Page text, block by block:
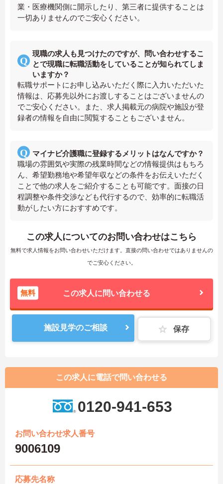
業・医療機関側に開示したり、第三者に提供することは
一切ありませんのでご安心ください。
現職の求人も見つけたのですが、問い合わせするこ
とで現職に転職活動をしていることが知られてしま
いますか？
転職サポートにお申し込みいただく際に入力いただいた
情報は、応募先以外にお渡しすることはございませんの
でご安心ください。また、求人掲載元の病院や施設が登
録者の情報を自由に閲覧することもございません。
マイナビ介護職に登録するメリットはなんですか？
職場の雰囲気や実際の残業時間などの情報提供はもちろ
ん、希望勤務地や希望年収などの条件をお伝えいただく
ことで他の求人をご紹介することも可能です。面接の日
程調整や条件交渉なども代行するので、効率的に転職活
動がしたい方におすすめです。
この求人についてのお問い合わせはこちら
無料で求人情報をお問い合わせいただけます。直接の問い合わせではありませんの
でご安心ください。
無料 この求人に問い合わせる
施設見学のご相談 保存
この求人に電話で問い合わせる
0120-941-653
お問い合わせ求人番号
9006109
応募先名称